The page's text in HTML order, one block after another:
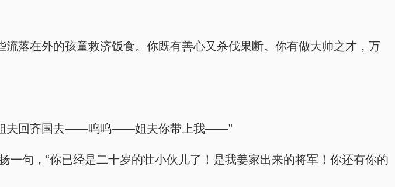
落在外的孩童救济饭食。你既有善心又杀伐果断。你有做大帅之才，万
姐夫回齐国去——呜呜——姐夫你带上我——”
一句，“你已经是二十岁的壮小伙儿了！是我姜家出来的将军！你还有你的